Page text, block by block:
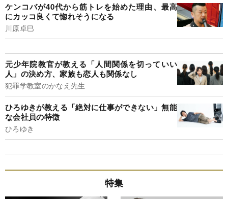
ケンコバが40代から筋トレを始めた理由、最高
にカッコ良くて惚れそうになる
川原卓巳
元少年院教官が教える「人間関係を切っていい
人」の決め方、家族も恋人も関係なし
犯罪学教室のかなえ先生
ひろゆきが教える「絶対に仕事ができない」無能
な会社員の特徴
ひろゆき
特集